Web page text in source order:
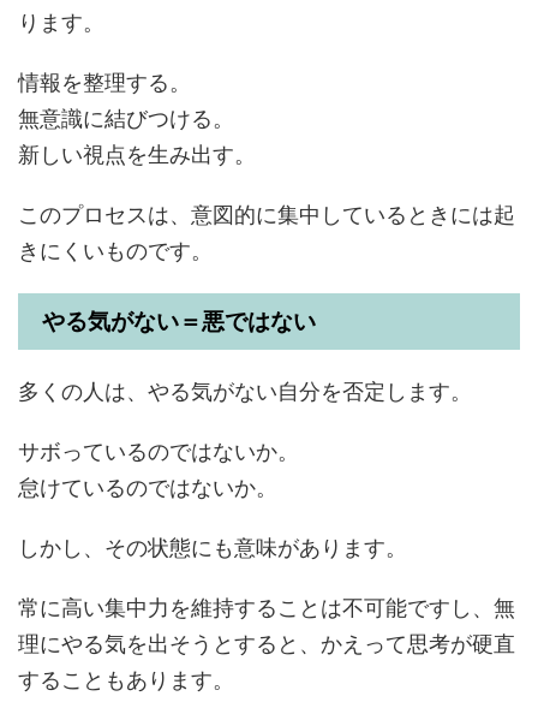
ります。
情報を整理する。
無意識に結びつける。
新しい視点を生み出す。
このプロセスは、意図的に集中しているときには起
きにくいものです。
やる気がない＝悪ではない
多くの人は、やる気がない自分を否定します。
サボっているのではないか。
怠けているのではないか。
しかし、その状態にも意味があります。
常に高い集中力を維持することは不可能ですし、無
理にやる気を出そうとすると、かえって思考が硬直
することもあります。